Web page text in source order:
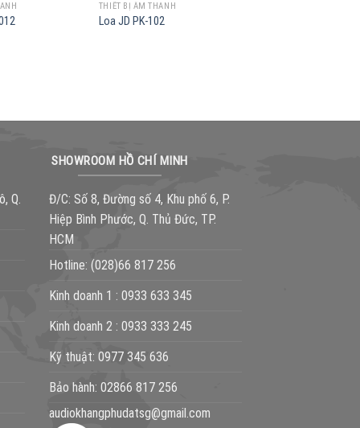
THIẾT BỊ ÂM THANH
Loa JD PK-102
Q.
SHOWROOM HỒ CHÍ MINH
Đ/C: Số 8, Đường số 4, Khu phố 6, P.
Hiệp Bình Phước, Q. Thủ Đức, TP.
HCM
Hotline: (028)66 817 256
Kinh doanh 1 : 0933 633 345
Kinh doanh 2 : 0933 333 245
Kỹ thuật: 0977 345 636
Bảo hành: 02866 817 256
audiokhangphudatsg@gmail.com